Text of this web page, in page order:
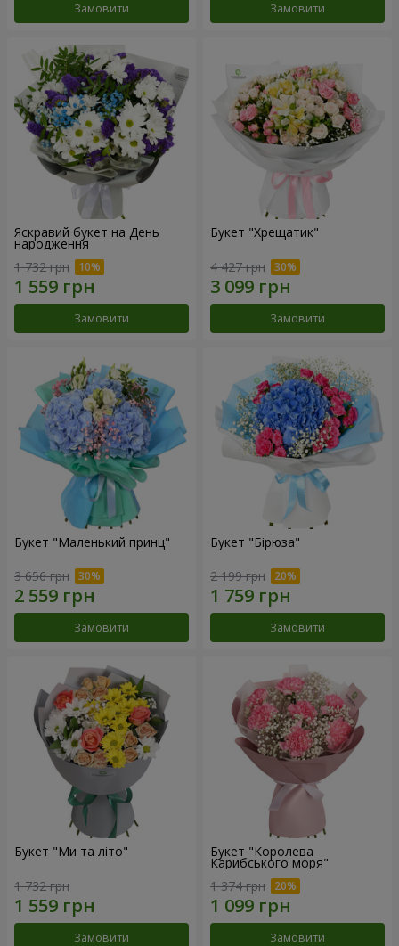
Замовити Замовити
Яскравий букет на День
народження
1 732 грн
Замовити
Букет "Хрещатик"
4 427 грн
Замовити
Букет "Маленький принц"
3 656 грн
Замовити
Букет "Бірюза"
2 199 грн
Замовити
Букет "Ми та літо"
1 732 грн
Замовити
Букет "Королева
Карибського моря"
1 374 грн
Замовити